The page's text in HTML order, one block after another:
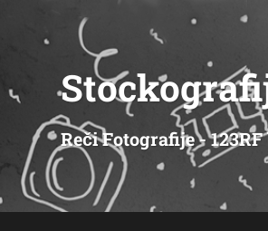
Reči Fotografije -